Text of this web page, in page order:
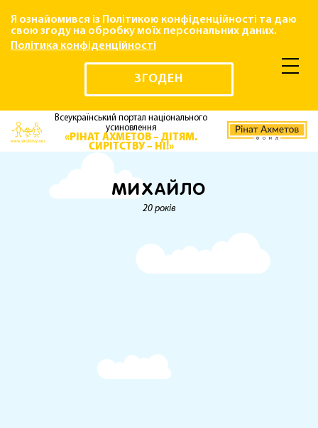
Я ознайомився із Політикою конфіденційності та даю
свою згоду на обробку моїх персональних даних.
Політика конфіденційності
ЗГОДЕН
Всеукраїнський портал національного
усиновлення
«РІНАТ АХМЕТОВ – ДІТЯМ.
СИРІТСТВУ – НІ!»
МИХАЙЛО
20 років